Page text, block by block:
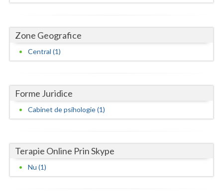
Giurgiu
Gorj
Hunedoara
Ialomita
Maramures
Zone Geografice
Central (1)
Forme Juridice
Cabinet de psihologie (1)
Terapie Online Prin Skype
Nu (1)